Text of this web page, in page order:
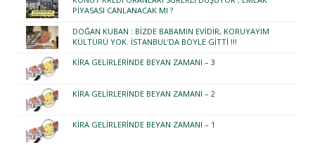
PİYASASI CANLANACAK MI ?
DOĞAN KUBAN : BİZDE BABAMIN EVİDİR, KORUYAYIM
KÜLTÜRÜ YOK. İSTANBUL’DA BÖYLE GİTTİ !!!
KİRA GELİRLERİNDE BEYAN ZAMANI – 3
KİRA GELİRLERİNDE BEYAN ZAMANI – 2
KİRA GELİRLERİNDE BEYAN ZAMANI – 1